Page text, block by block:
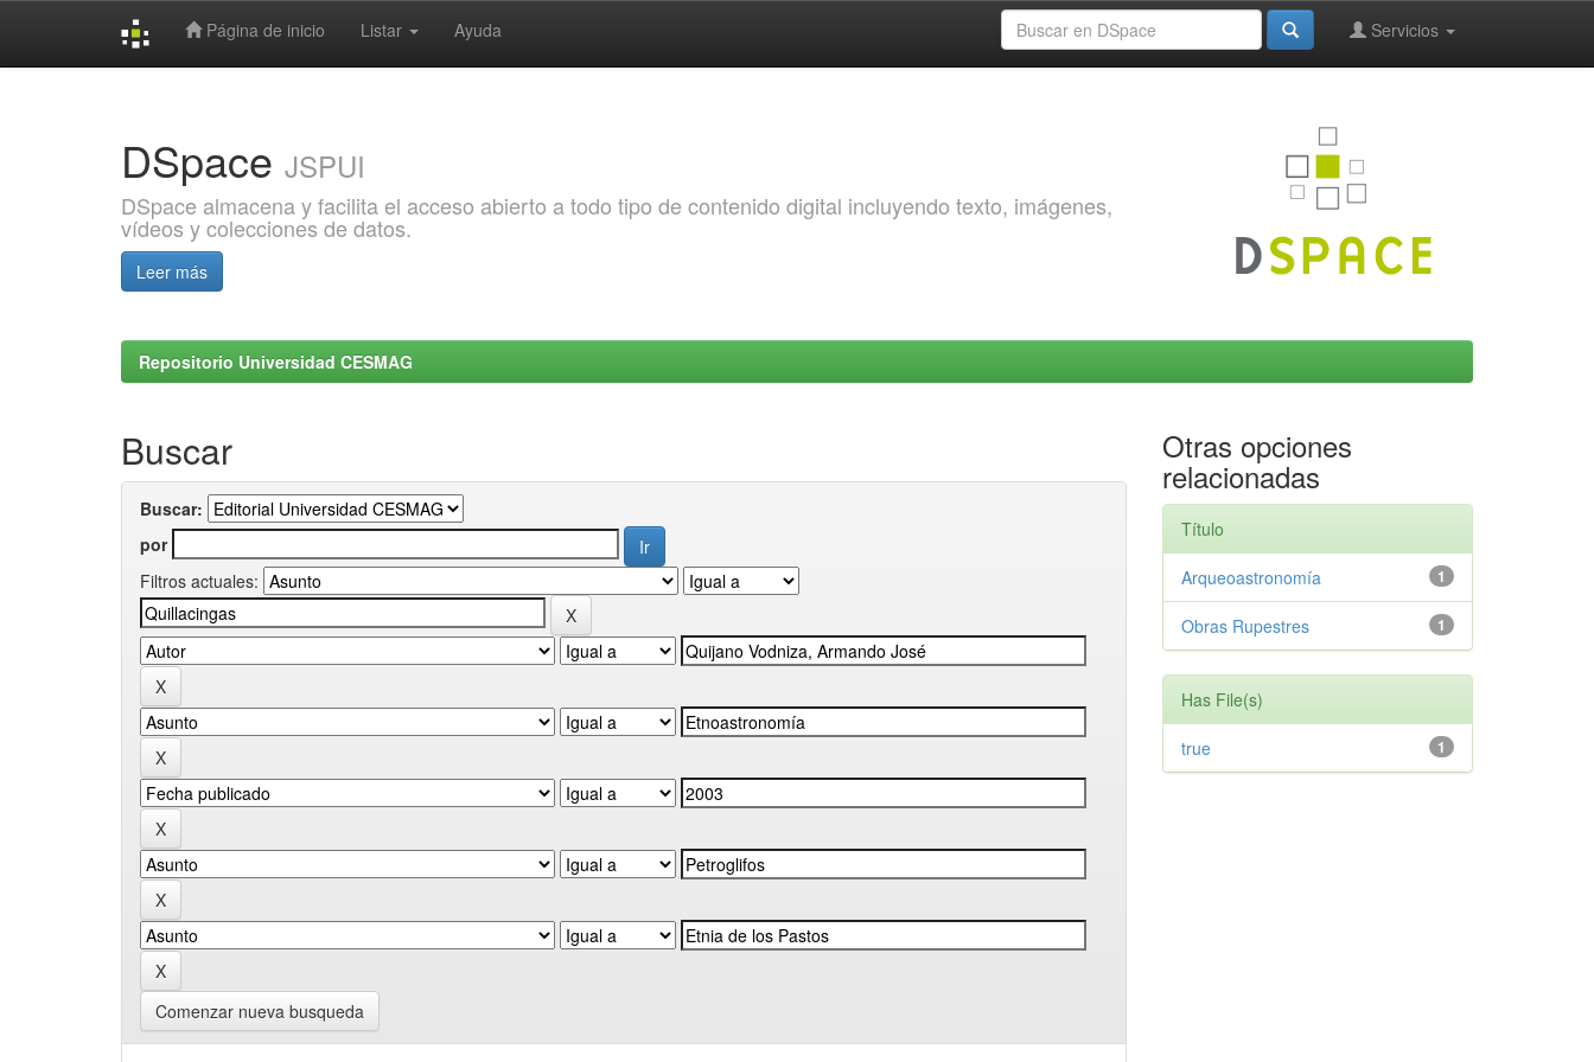
Página de inicio Listar Ayuda Servicios
DSpace JSPUI
DSpace almacena y facilita el acceso abierto a todo tipo de contenido digital incluyendo texto, imágenes,
vídeos y colecciones de datos.
Leer más
Repositorio Universidad CESMAG
Buscar
Buscar:
por
Filtros actuales:
Comenzar nueva busqueda
Otras opciones
relacionadas
Título
1
Arqueoastronomía
1
Obras Rupestres
Has File(s)
1
true